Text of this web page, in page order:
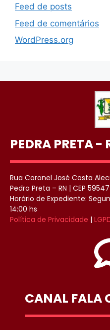
Feed de posts
Feed de comentários
WordPress.org
PEDRA PRETA -
Rua Coronel José Costa
Pedra Preta – RN | CEP
Horário de Expediente:
14:00 hs
Política de Privacidade |
CANAL FALA